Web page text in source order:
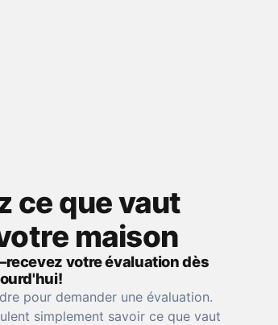
ce que vaut
maison
votre évaluation dès
pour demander une évaluation.
simplement savoir ce que vaut